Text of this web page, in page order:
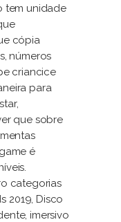
tem unidade
cópia
números
criancice
para
que sobre
é
categorias
2019, Disco
imersivo